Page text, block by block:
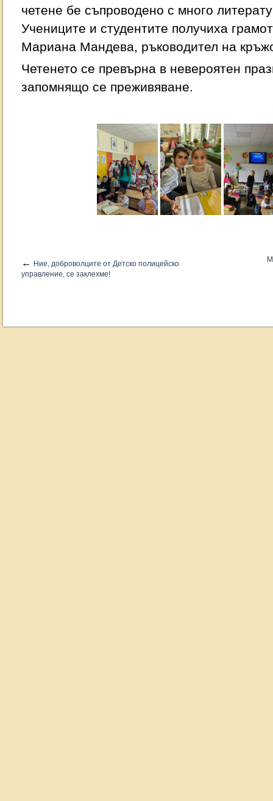
четене бе съпроводено с много
Учениците и студентите получиха
Мариана Мандева, ръководител на
Четенето се превърна в невероятен
запомнящо се преживяване.
←
Ние, доброволците от Детско полицейско
управление, се заклехме!